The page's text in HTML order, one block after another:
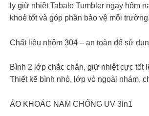
ly giữ nhiệt Tabalo Tumbler ngay hôm
khoẻ tốt và góp phần bảo vệ môi trường.
Chất liệu nhôm 304 – an toàn để sử
Bình 2 lớp chắc chắn, giữ nhiệt cực tốt
Thiết kế bình nhỏ, lớp vỏ ngoài nhám,
ÁO KHOÁC NAM CHỐNG UV 3in1